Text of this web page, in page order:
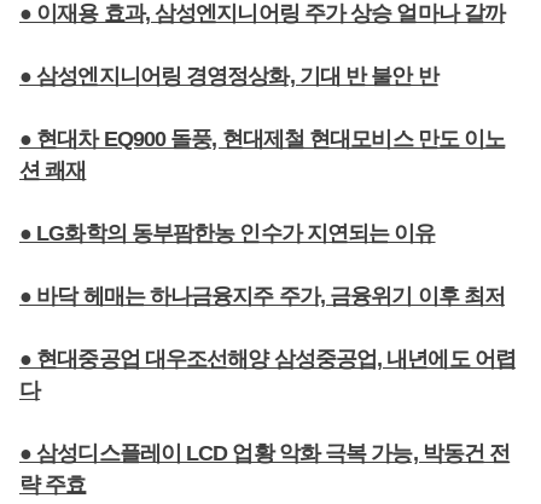
● 이재용 효과, 삼성엔지니어링 주가 상승 얼마나 갈까
● 삼성엔지니어링 경영정상화, 기대 반 불안 반
● 현대차 EQ900 돌풍, 현대제철 현대모비스 만도 이노
션 쾌재
● LG화학의 동부팜한농 인수가 지연되는 이유
● 바닥 헤매는 하나금융지주 주가, 금융위기 이후 최저
● 현대중공업 대우조선해양 삼성중공업, 내년에도 어렵
다
● 삼성디스플레이 LCD 업황 악화 극복 가능, 박동건 전
략 주효